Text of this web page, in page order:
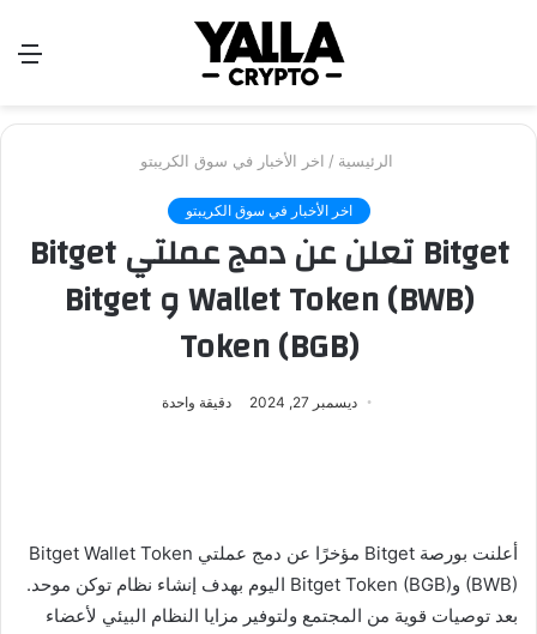
الرئيسية / اخر الأخبار في سوق الكريبتو
اخر الأخبار في سوق الكريبتو
Bitget تعلن عن دمج عملتي Bitget
Wallet Token (BWB) و Bitget
Token (BGB)
ديسمبر 27, 2024 دقيقة واحدة
أعلنت بورصة Bitget مؤخرًا عن دمج عملتي Bitget Wallet Token
(BWB) وBitget Token (BGB) اليوم بهدف إنشاء نظام توكن موحد.
بعد توصيات قوية من المجتمع ولتوفير مزايا النظام البيئي لأعضاء